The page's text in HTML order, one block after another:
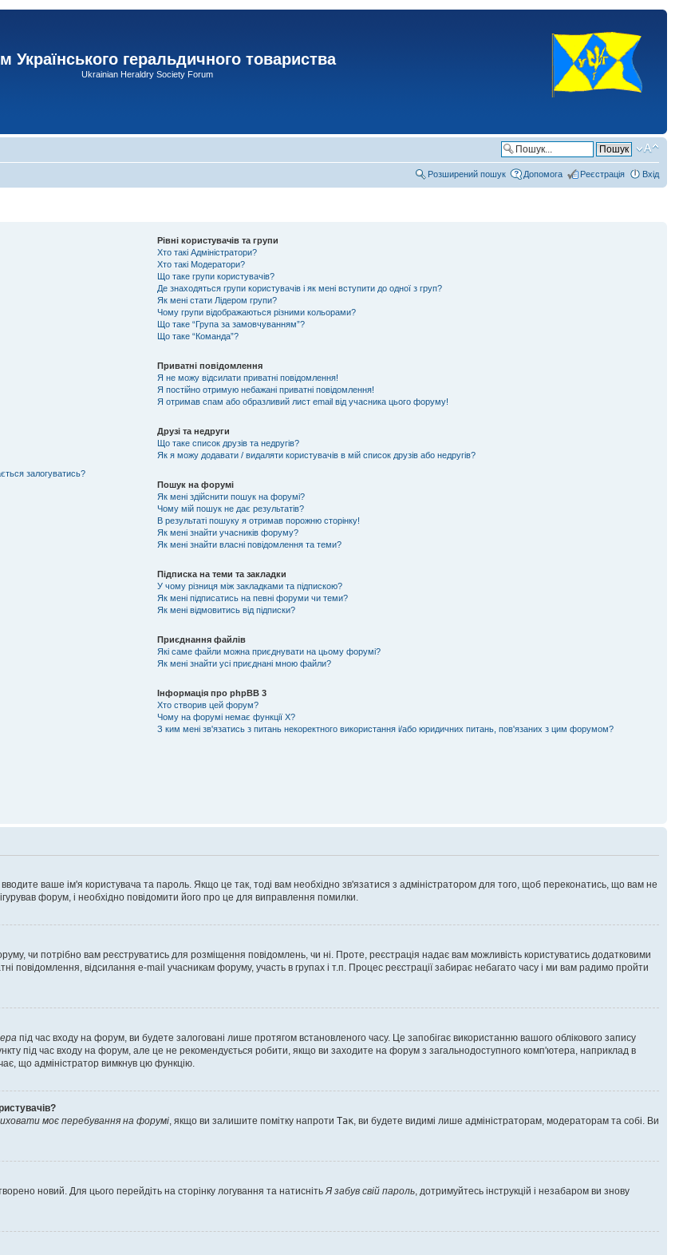
Українського геральдичного товариства
Ukrainian Heraldry Society Forum
Розширений пошук Допомога Реєстрація Вхід
залогуватись?
Рівні користувачів та групи
Хто такі Адміністратори?
Хто такі Модератори?
Що таке групи користувачів?
Де знаходяться групи користувачів і як мені вступити до одної з груп?
Як мені стати Лідером групи?
Чому групи відображаються різними кольорами?
Що таке “Група за замовчуванням”?
Що таке “Команда”?
Приватні повідомлення
Я не можу відсилати приватні повідомлення!
Я постійно отримую небажані приватні повідомлення!
Я отримав спам або образливий лист email від учасника цього форуму!
Друзі та недруги
Що таке список друзів та недругів?
Як я можу додавати / видаляти користувачів в мій список друзів або недругів?
Пошук на форумі
Як мені здійснити пошук на форумі?
Чому мій пошук не дає результатів?
В результаті пошуку я отримав порожню сторінку!
Як мені знайти учасників форуму?
Як мені знайти власні повідомлення та теми?
Підписка на теми та закладки
У чому різниця між закладками та підпискою?
Як мені підписатись на певні форуми чи теми?
Як мені відмовитись від підписки?
Приєднання файлів
Які саме файли можна приєднувати на цьому форумі?
Як мені знайти усі приєднані мною файли?
Інформація про phpBB 3
Хто створив цей форум?
Чому на форумі немає функції X?
З ким мені зв'язатись з питань некоректного використання і/або юридичних питань, пов'язаних з цим форумом?
ваше ім'я користувача та пароль. Якщо це так, тоді вам необхідно зв'язатися з адміністратором для того, щоб переконатись, що вам не
форум, і необхідно повідомити його про це для виправлення помилки.
чи потрібно вам реєструватись для розміщення повідомлень, чи ні. Проте, реєстрація надає вам можливість користуватись додатковими
повідомлення, відсилання e-mail учасникам форуму, участь в групах і т.п. Процес реєстрації забирає небагато часу і ми вам радимо пройти
під час входу на форум, ви будете залоговані лише протягом встановленого часу. Це запобігає використанню вашого облікового запису
під час входу на форум, але це не рекомендується робити, якщо ви заходите на форум з загальнодоступного комп'ютера, наприклад в
що адміністратор вимкнув цю функцію.
моє перебування на форумі, якщо ви залишите помітку напроти Так, ви будете видимі лише адміністраторам, модераторам та собі. Ви
новий. Для цього перейдіть на сторінку логування та натиснітьЯ забув свій пароль, дотримуйтесь інструкцій і незабаром ви знову